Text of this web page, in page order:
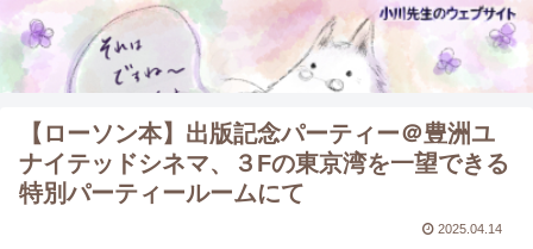
【ローソン本】出版記念パーティー＠豊洲ユ
ナイテッドシネマ、３Fの東京湾を一望できる
特別パーティールームにて
2025.04.14